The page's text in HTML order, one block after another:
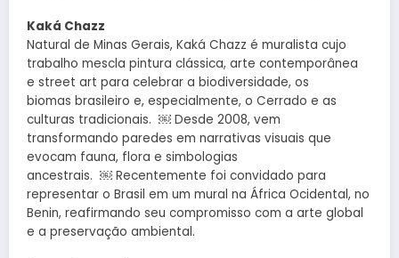
Kaká Chazz
Natural de Minas Gerais, Kaká Chazz é muralista cujo
trabalho mescla pintura clássica, arte contemporânea
e street art para celebrar a biodiversidade, os
biomas brasileiro e, especialmente, o Cerrado e as
culturas tradicionais. ￼ Desde 2008, vem
transformando paredes em narrativas visuais que
evocam fauna, flora e simbologias
ancestrais. ￼ Recentemente foi convidado para
representar o Brasil em um mural na África Ocidental, no
Benin, reafirmando seu compromisso com a arte global
e a preservação ambiental.